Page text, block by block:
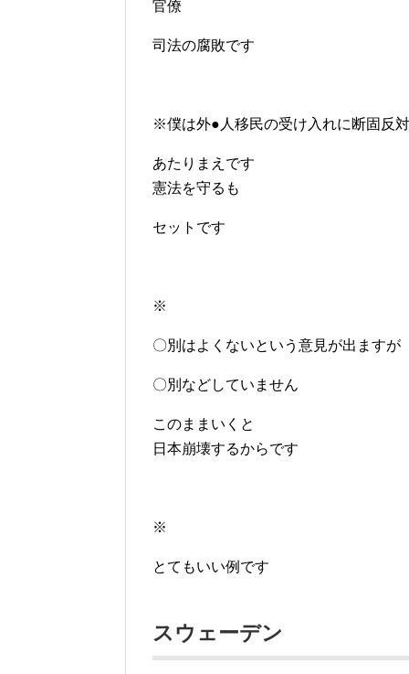
官僚
司法の腐敗です
※僕は外●人移民の受け入れに断固反
あたりまえです
憲法を守るも
セットです
※
〇別はよくないという意見が出ますが
〇別などしていません
このままいくと
日本崩壊するからです
※
とてもいい例です
スウェーデン